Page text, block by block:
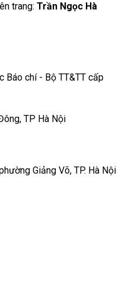
trang: Trần Ngọc Hà
Báo chí - Bộ TT&TT cấp
TP Hà Nội
Giảng Võ, TP. Hà Nội